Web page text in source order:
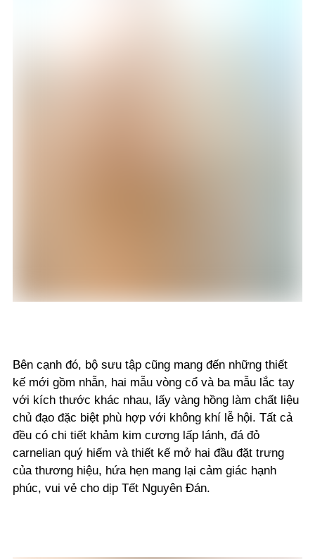
Bên cạnh đó, bộ sưu tập cũng mang đến những thiết
kế mới gồm nhẫn, hai mẫu vòng cổ và ba mẫu lắc tay
với kích thước khác nhau, lấy vàng hồng làm chất liệu
chủ đạo đặc biệt phù hợp với không khí lễ hội. Tất cả
đều có chi tiết khảm kim cương lấp lánh, đá đỏ
carnelian quý hiếm và thiết kế mở hai đầu đặt trưng
của thương hiệu, hứa hẹn mang lại cảm giác hạnh
phúc, vui vẻ cho dịp Tết Nguyên Đán.